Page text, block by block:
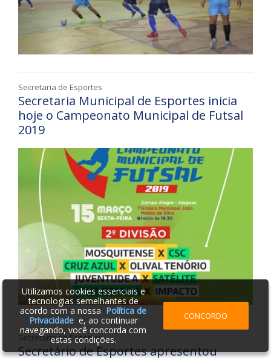
Secretaria de Esportes
Secretaria Municipal de Esportes inicia
hoje o Campeonato Municipal de Futsal
2019
Secretaria de Esportes
Secretário de Esportes apresentou
Utilizamos cookies essenciais e
tecnologias semelhantes de
acordo com a nossa Política de
Privacidadee, ao continuar
navegando, você concorda com
estas condições.
CONCORDO